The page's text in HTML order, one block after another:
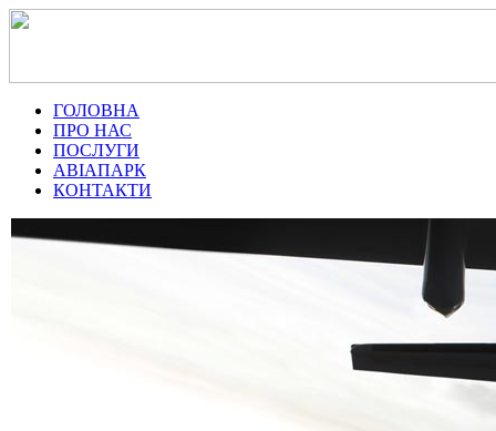
ГОЛОВНА
ПРО НАС
ПОСЛУГИ
АВІАПАРК
КОНТАКТИ